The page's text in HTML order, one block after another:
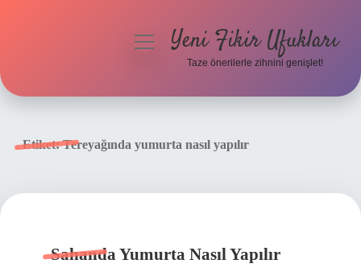
menüyüYeni Fikir Ufukları
Taze önerilerle zihnini genişlet!
Etiket:Tereyağında yumurta nasıl yapılır
Sahanda Yumurta Nasıl Yapılır